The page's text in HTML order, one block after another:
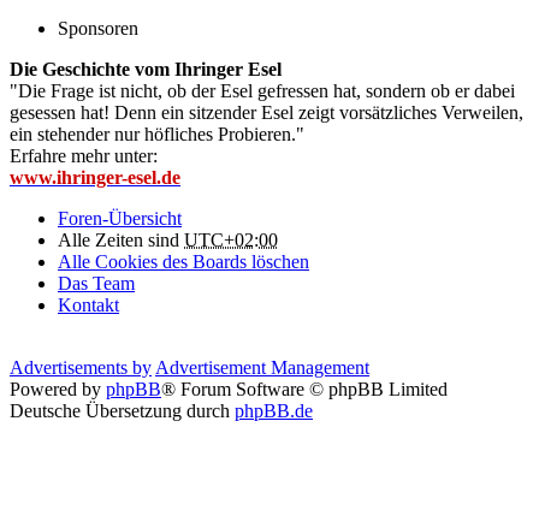
Sponsoren
Die Geschichte vom Ihringer Esel
"Die Frage ist nicht, ob der Esel gefressen hat, sondern ob er dabei
gesessen hat! Denn ein sitzender Esel zeigt vorsätzliches Verweilen,
ein stehender nur höfliches Probieren."
Erfahre mehr unter:
www.ihringer-esel.de
Foren-Übersicht
Alle Zeiten sind UTC+02:00
Alle Cookies des Boards löschen
Das Team
Kontakt
Advertisements by Advertisement Management
Powered by phpBB® Forum Software © phpBB Limited
Deutsche Übersetzung durch phpBB.de